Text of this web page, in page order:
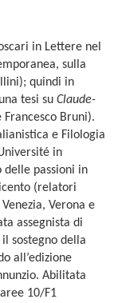
in Lettere nel
sulla
quindi in
tesi su Claude-
Bruni).
e Filologia
in
delle passioni in
(relatori
Verona e
assegnista di
sostegno della
all’edizione
Abilitata
10/F1